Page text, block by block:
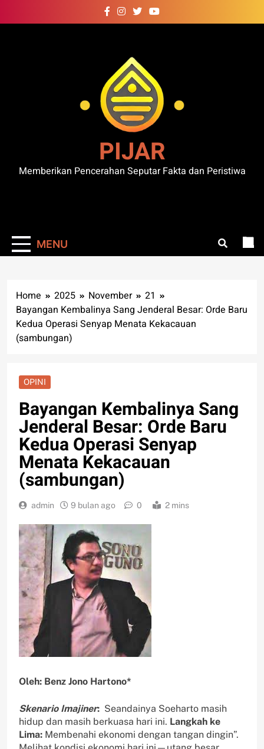
to
PIJAR
Memberikan Pencerahan Seputar Fakta dan Peristiwa
MENU
Home 2025 November
21
Bayangan Kembalinya Sang Jenderal Besar: Orde Baru
Kedua Operasi Senyap Menata Kekacauan
(sambungan)
OPINI
Bayangan Kembalinya Sang
Jenderal Besar: Orde Baru
Kedua Operasi Senyap
Menata Kekacauan
(sambungan)
admin 9 bulan ago 0 2 mins
Oleh: Benz Jono Hartono*
Skenario Imajiner: Seandainya Soeharto masih
hidup dan masih berkuasa hari ini. Langkah ke
Lima: Membenahi ekonomi dengan tangan dingin”.